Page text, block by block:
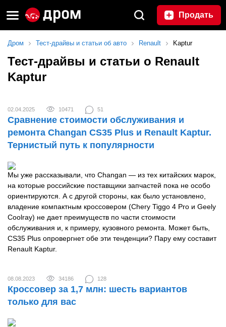
Продать
Дром Тест-драйвы и статьи об авто Renault Kaptur
Тест-драйвы и статьи о Renault
Kaptur
02.04.2025 10471 51
Сравнение стоимости обслуживания и
ремонта Changan CS35 Plus и Renault Kaptur.
Тернистый путь к популярности
Мы уже рассказывали, что Changan — из тех китайских марок,
на которые российские поставщики запчастей пока не особо
ориентируются. А с другой стороны, как было установлено,
владение компактным кроссовером (Chery Tiggo 4 Pro и Geely
Coolray) не дает преимуществ по части стоимости
обслуживания и, к примеру, кузовного ремонта. Может быть,
CS35 Plus опровергнет обе эти тенденции? Пару ему составит
Renault Kaptur.
08.08.2023 34186 128
Кроссовер за 1,7 млн: шесть вариантов
только для вас